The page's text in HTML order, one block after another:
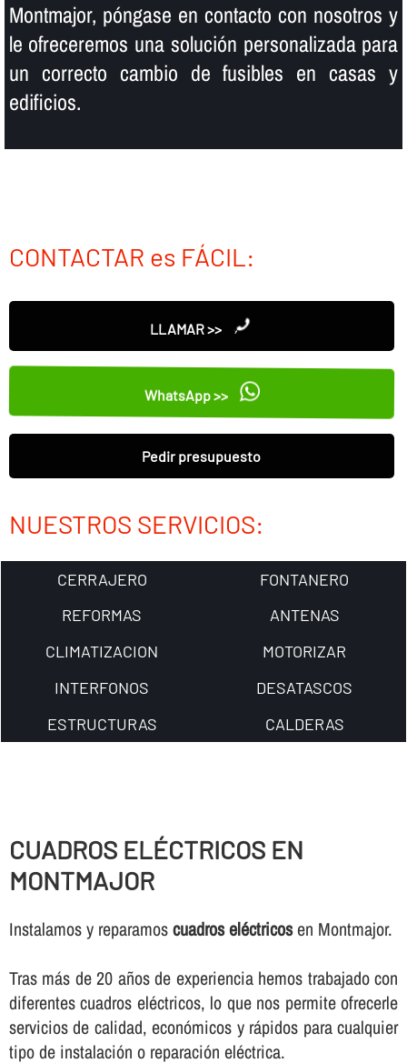
Montmajor, póngase en contacto con nosotros y
le ofreceremos una solución personalizada para
un correcto cambio de fusibles en casas y
edificios.
CONTACTAR es FÁCIL:
LLAMAR >>
WhatsApp >>
Pedir presupuesto
NUESTROS SERVICIOS:
CERRAJERO
FONTANERO
REFORMAS
ANTENAS
CLIMATIZACION
MOTORIZAR
INTERFONOS
DESATASCOS
ESTRUCTURAS
CALDERAS
CUADROS ELÉCTRICOS EN
MONTMAJOR
Instalamos y reparamoscuadros eléctricosen Montmajor.
Tras más de 20 años de experiencia hemos trabajado con
diferentes cuadros eléctricos, lo que nos permite ofrecerle
servicios de calidad, económicos y rápidos para cualquier
tipo de instalación o reparación eléctrica.